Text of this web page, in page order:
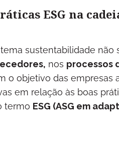
ESG na
sustentabilidade
nos processos
o objetivo das empresas
em relação às boas
termo ESG (ASG em